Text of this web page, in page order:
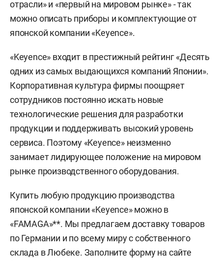
отрасли» и «первый на мировом рынке» - так
можно описать приборы и комплектующие от
японской компании «Keyence».
«Keyence» входит в престижный рейтинг «Десять
одних из самых выдающихся компаний Японии».
Корпоративная культура фирмы поощряет
сотрудников постоянно искать новые
технологические решения для разработки
продукции и поддерживать высокий уровень
сервиса. Поэтому «Keyence» неизменно
занимает лидирующее положение на мировом
рынке производственного оборудования.
Купить любую продукцию производства
японской компании «Keyence» можно в
«FAMAGA»**. Мы предлагаем доставку товаров
по Германии и по всему миру с собственного
склада в Любеке. Заполните форму на сайте